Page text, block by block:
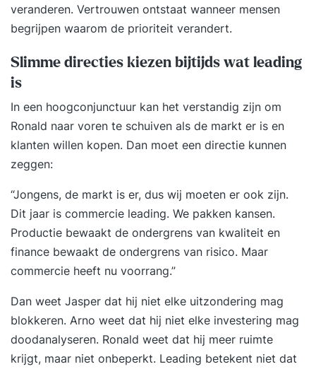
verplicht de betreffende werknemers grondig te
laten instrueren ook met betrekking tot
reachtruck en veiligheid. Deze opleiding wordt
hebben een geldigheidsduur van 5 jaar. Met een 1
daagse heftruckopleiding kunt u ook het
heftruckcertificaat behalen.
veranderen. Vertrouwen ontstaat wanneer mensen
begrijpen waarom de prioriteit verandert.
Slimme directies kiezen bijtijds wat leading
is
In een hoogconjunctuur kan het verstandig zijn om
Ronald naar voren te schuiven als de markt er is en
klanten willen kopen. Dan moet een directie kunnen
zeggen:
“Jongens, de markt is er, dus wij moeten er ook zijn.
Dit jaar is commercie leading. We pakken kansen.
Productie bewaakt de ondergrens van kwaliteit en
finance bewaakt de ondergrens van risico. Maar
commercie heeft nu voorrang.”
Dan weet Jasper dat hij niet elke uitzondering mag
blokkeren. Arno weet dat hij niet elke investering mag
doodanalyseren. Ronald weet dat hij meer ruimte
krijgt, maar niet onbeperkt. Leading betekent niet dat